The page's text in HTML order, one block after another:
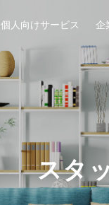
個人向けサービス 企
スタ